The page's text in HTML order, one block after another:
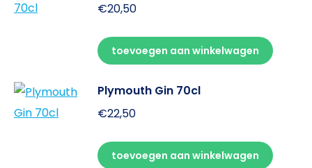
€20,50
toevoegen aan winkelwagen
Plymouth Gin 70cl
€22,50
toevoegen aan winkelwagen